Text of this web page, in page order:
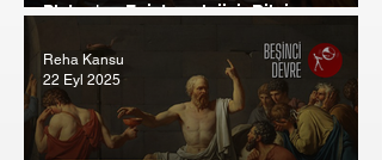
Platon'un Epistemolojisi: Bilgi
Reha Kansu
22 Eyl 2025